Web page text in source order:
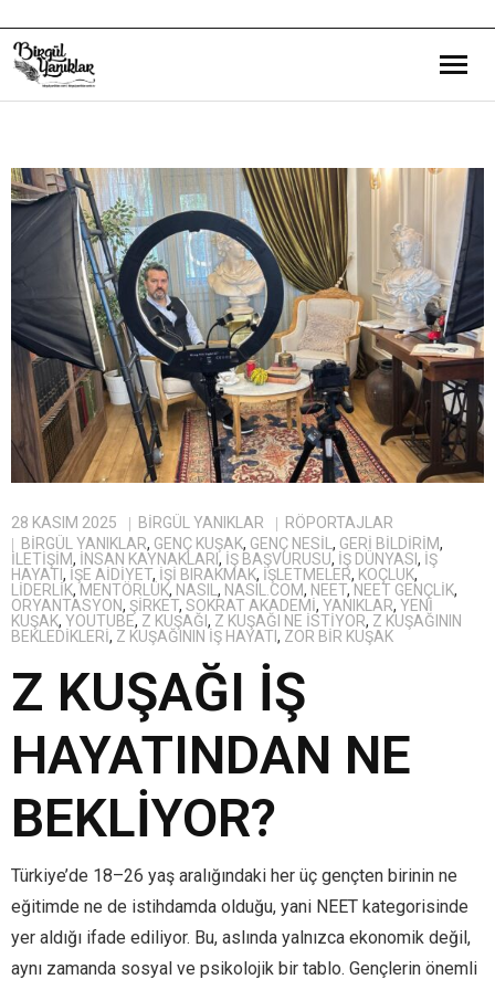
Eğitim Yazılarım
Gezi ve Kültür Yazılarım
Röportajlarım
Destek Olduğum Projeler
Yürüttüğüm Projeler
28 KASIM 2025 BIRGÜL YANIKLAR
RÖPORTAJLAR
BİRGÜL YANIKLAR, GENÇ KUŞAK, GENÇ NESIL, GERI BILDIRIM,
ILETIŞIM, INSAN KAYNAKLARI , IŞ BAŞVURUSU, IŞ DÜNYASI , IŞ
HAYATI , IŞE AIDIYET, IŞI BIRAKMAK, IŞLETMELER, KOÇLUK,
LIDERLIK, MENTÖRLÜK, NASIL, NASIL.COM, NEET, NEET GENÇLIK,
ORYANTASYON, ŞIRKET, SOKRAT AKADEMI, YANIKLAR, YENI
KUŞAK, YOUTUBE, Z KUŞAĞI , Z KUŞAĞI NE ISTIYOR, Z KUŞAĞININ
BEKLEDIKLERI, Z KUŞAĞININ IŞ HAYATI , ZOR BIR KUŞAK
Z KUŞAĞI İŞ
HAYATINDAN NE
BEKLİYOR?
Türkiye’de 18–26 yaş aralığındaki her üç gençten birinin ne
eğitimde ne de istihdamda olduğu, yani NEET kategorisinde
yer aldığı ifade ediliyor. Bu, aslında yalnızca ekonomik değil,
aynı zamanda sosyal ve psikolojik bir tablo. Gençlerin önemli